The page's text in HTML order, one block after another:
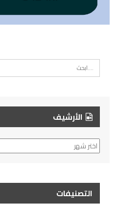
الأرشيف
الأرشيف
التصنيفات